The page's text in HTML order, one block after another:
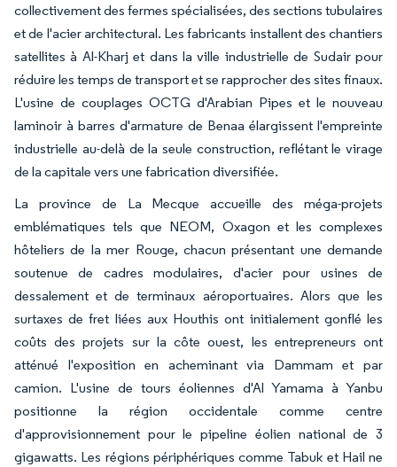
collectivement des fermes spécialisées, des sections tubulaires
et de l'acier architectural. Les fabricants installent des chantiers
satellites à Al-Kharj et dans la ville industrielle de Sudair pour
réduire les temps de transport et se rapprocher des sites finaux.
L'usine de couplages OCTG d'Arabian Pipes et le nouveau
laminoir à barres d'armature de Benaa élargissent l'empreinte
industrielle au-delà de la seule construction, reflétant le virage
de la capitale vers une fabrication diversifiée.
La province de La Mecque accueille des méga-projets
emblématiques tels que NEOM, Oxagon et les complexes
hôteliers de la mer Rouge, chacun présentant une demande
soutenue de cadres modulaires, d'acier pour usines de
dessalement et de terminaux aéroportuaires. Alors que les
surtaxes de fret liées aux Houthis ont initialement gonflé les
coûts des projets sur la côte ouest, les entrepreneurs ont
atténué l'exposition en acheminant via Dammam et par
camion. L'usine de tours éoliennes d'Al Yamama à Yanbu
positionne la région occidentale comme centre
d'approvisionnement pour le pipeline éolien national de 3
gigawatts. Les régions périphériques comme Tabuk et Hail ne